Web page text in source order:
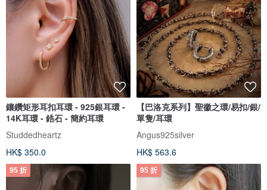
鑲鑽矩形耳扣耳環 - 925銀耳環 -
14K耳環 - 鋯石 - 簡約耳環
Studdedheartz
HK$ 350.0
【巴洛克系列】聖徽之環/易扣/銀/
單隻/耳環
Angus925silver
HK$ 563.6
95 折 95 折